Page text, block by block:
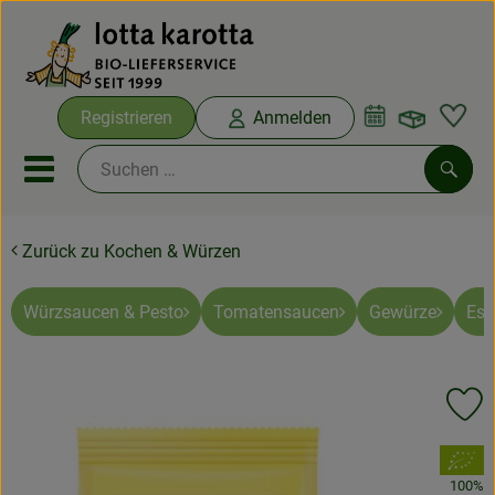
Registrieren Anmelden
Mobiles Menu öffnen oder
Ökokisten
Bio-Kochboxen
Saisonthemen
Zurück zu Kochen & Würzen
Würzsaucen & Pesto Tomatensaucen Gewürze
, Verband:
100%